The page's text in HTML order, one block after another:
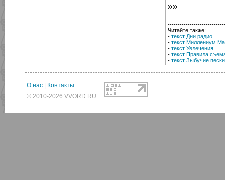
Читайте также:
- текст Дни радио
- текст Миллениум
- текст Увлечения
- текст Правила
- текст Зыбучие пески
О нас
Контакты
© 2010-2026 VVORD.RU